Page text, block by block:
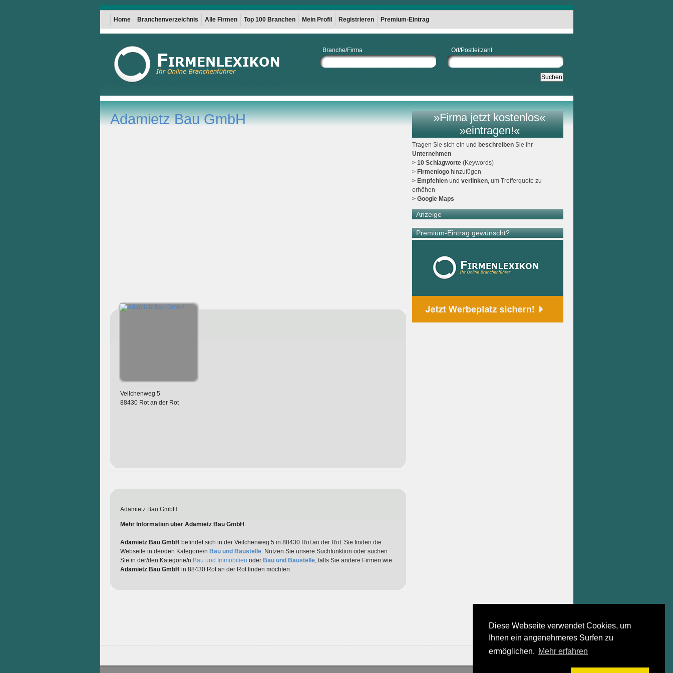
Diese Webseite verwendet Cookies, um
Ihnen ein angenehmeres Surfen zu
ermöglichen. Mehr erfahren
Home Branchenverzeichnis Alle Firmen Top 100 Branchen Mein Profil Registrieren Premium-Eintrag
Branche/Firma Ort/Postleitzahl
Adamietz Bau GmbH
Veilchenweg 5
88430 Rot an der Rot
Adamietz Bau GmbH
Mehr Information über Adamietz Bau GmbH
Adamietz Bau GmbH befindet sich in der Veilchenweg 5 in 88430 Rot an der Rot. Sie finden die
Webseite in der/den Kategorie/n Bau und Baustelle. Nutzen Sie unsere Suchfunktion oder suchen
Sie in der/den Kategorie/n Bau und Immobilien oder Bau und Baustelle, falls Sie andere Firmen wie
Adamietz Bau GmbH in 88430 Rot an der Rot finden möchten.
»Firma jetzt kostenlos«
»eintragen!«
Tragen Sie sich ein und beschreibenSie Ihr
Unternehmen
> 10 Schlagworte(Keywords)
> Firmenlogohinzufügen
> Empfehlenund verlinken, um Trefferquote zu
erhöhen
> Google Maps
Anzeige
Premium-Eintrag gewünscht?